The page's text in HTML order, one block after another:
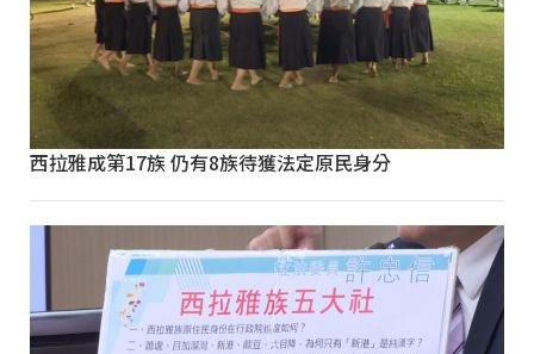
西拉雅成第17族 仍有8族待獲法定原民身分